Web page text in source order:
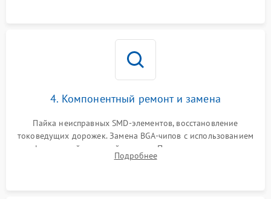
4. Компонентный ремонт и замена
Пайка неисправных SMD-элементов, восстановление
токоведущих дорожек. Замена BGA-чипов с использованием
инфракрасной паяльной станции. Прошивка микросхемы
BIOS или замена поврежденных портов USB
Подробнее